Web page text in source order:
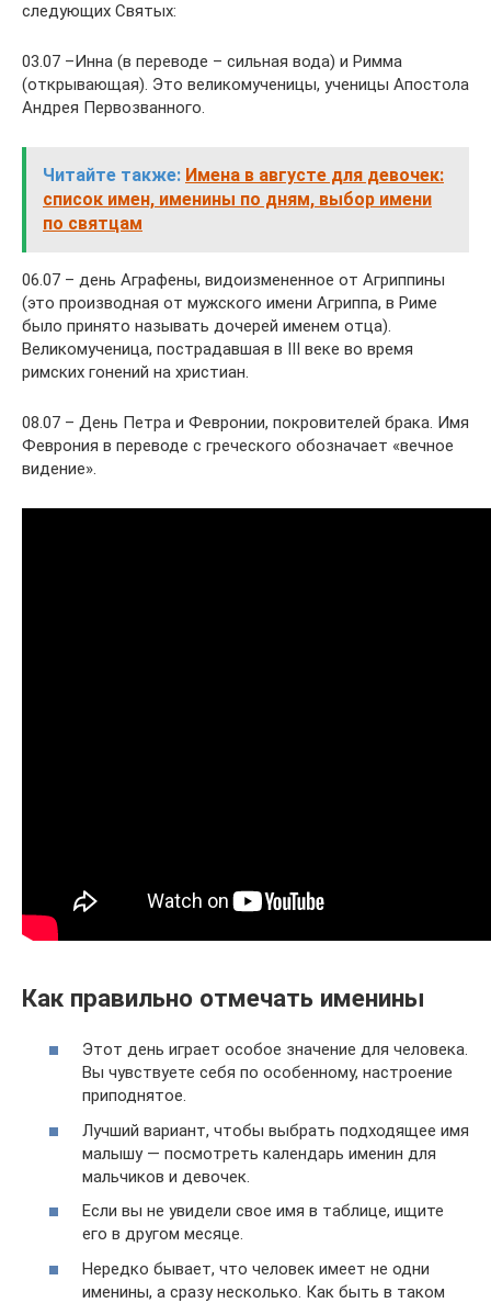
следующих Святых:
03.07 –Инна (в переводе – сильная вода) и Римма
(открывающая). Это великомученицы, ученицы Апостола
Андрея Первозванного.
Читайте также: Имена в августе для девочек:
список имен, именины по дням, выбор имени
по святцам
06.07 – день Аграфены, видоизмененное от Агриппины
(это производная от мужского имени Агриппа, в Риме
было принято называть дочерей именем отца).
Великомученица, пострадавшая в III веке во время
римских гонений на христиан.
08.07 – День Петра и Февронии, покровителей брака. Имя
Феврония в переводе с греческого обозначает «вечное
видение».
Как правильно отмечать именины
Этот день играет особое значение для человека.
Вы чувствуете себя по особенному, настроение
приподнятое.
Лучший вариант, чтобы выбрать подходящее имя
малышу — посмотреть календарь именин для
мальчиков и девочек.
Если вы не увидели свое имя в таблице, ищите
его в другом месяце.
Нередко бывает, что человек имеет не одни
именины, а сразу несколько. Как быть в таком